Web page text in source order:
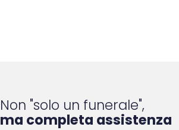
Non "solo un funerale",
ma completa assistenza